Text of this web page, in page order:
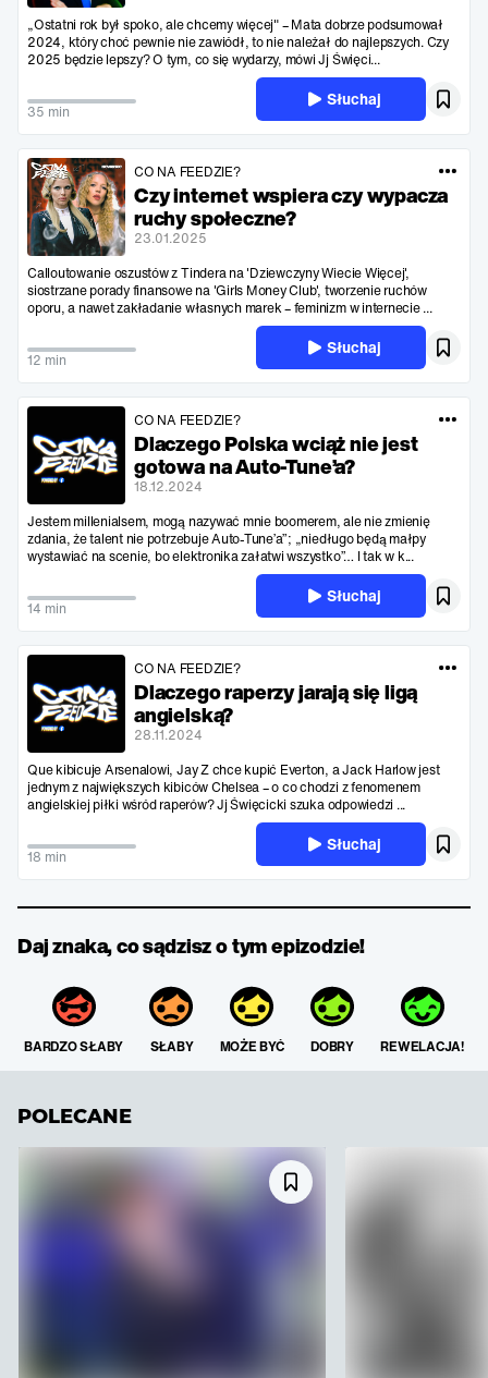
„Ostatni rok był spoko, ale chcemy więcej" – Mata dobrze podsumował
2024, który choć pewnie nie zawiódł, to nie należał do najlepszych. Czy
2025 będzie lepszy? O tym, co się wydarzy, mówi Jj Święci...
35 min
Słuchaj
CO NA FEEDZIE?
Czy internet wspiera czy wypacza
ruchy społeczne?
23.01.2025
Calloutowanie oszustów z Tindera na 'Dziewczyny Wiecie Więcej',
siostrzane porady finansowe na 'Girls Money Club', tworzenie ruchów
oporu, a nawet zakładanie własnych marek – feminizm w internecie ...
12 min
Słuchaj
CO NA FEEDZIE?
Dlaczego Polska wciąż nie jest
gotowa na Auto-Tune’a?
18.12.2024
Jestem millenialsem, mogą nazywać mnie boomerem, ale nie zmienię
zdania, że talent nie potrzebuje Auto-Tune’a”; „niedługo będą małpy
wystawiać na scenie, bo elektronika załatwi wszystko”… I tak w k...
14 min
Słuchaj
CO NA FEEDZIE?
Dlaczego raperzy jarają się ligą
angielską?
28.11.2024
Que kibicuje Arsenalowi, Jay Z chce kupić Everton, a Jack Harlow jest
jednym z największych kibiców Chelsea – o co chodzi z fenomenem
angielskiej piłki wśród raperów? Jj Święcicki szuka odpowiedzi ...
18 min
Słuchaj
Daj znaka, co sądzisz o tym epizodzie!
BARDZO SŁABY SŁABY MOŻE BYĆ DOBRY REWELACJA!
POLECANE